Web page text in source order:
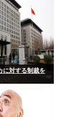
に対する制裁を